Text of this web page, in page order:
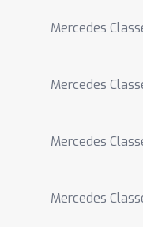
Mercedes
Mercedes
Mercedes
Mercedes